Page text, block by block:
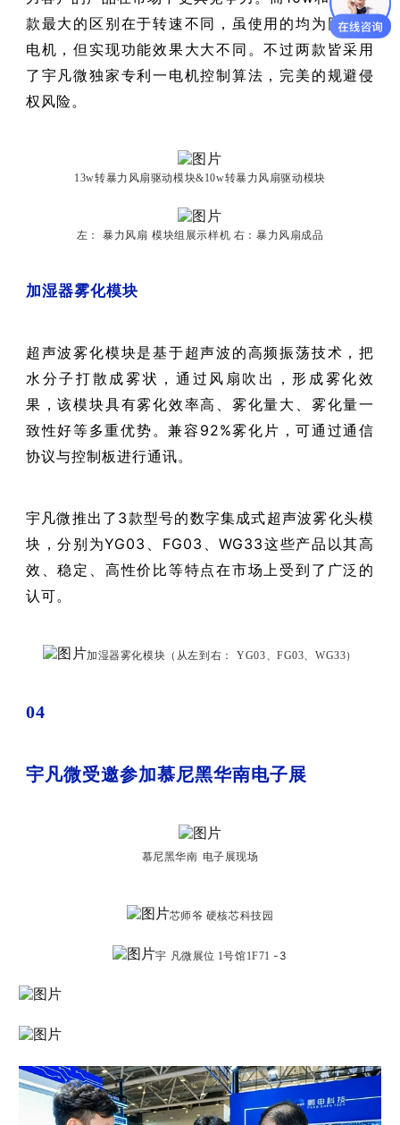
款最大的区别在于转速不同，虽使用的均为同一款
电机，但实现功能效果大大不同。不过两款皆采用
了宇凡微独家专利一电机控制算法，完美的规避侵
权风险。
13w转暴力风扇驱动模块&10w转暴力风扇驱动模块
左： 暴力风扇 模块组展示样机 右：暴力风扇成品
加湿器雾化模块
超声波雾化模块是基于超声波的高频振荡技术，把
水分子打散成雾状，通过风扇吹出，形成雾化效
果，该模块具有雾化效率高、雾化量大、雾化量一
致性好等多重优势。兼容92%雾化片，可通过通信
协议与控制板进行通讯。
宇凡微推出了3款型号的数字集成式超声波雾化头模
块，分别为YG03、FG03、WG33这些产品以其高
效、稳定、高性价比等特点在市场上受到了广泛的
认可。
加湿器雾化模块（从左到右： YG03、FG03、WG33）
04
宇凡微受邀参加慕尼黑华南电子展
慕尼黑华南 电子展现场
芯师爷 硬核芯科技园
宇 凡微展位 1号馆1F71 -3